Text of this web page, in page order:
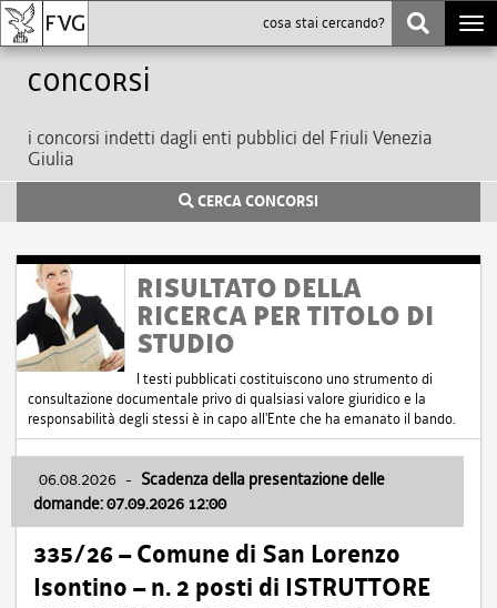
Concorsi
i concorsi indetti dagli enti pubblici del Friuli Venezia
Giulia
CERCA CONCORSI
RISULTATO DELLA
RICERCA PER TITOLO DI
STUDIO
I testi pubblicati costituiscono uno strumento di
consultazione documentale privo di qualsiasi valore giuridico e la
responsabilità degli stessi è in capo all'Ente che ha emanato il bando.
06.08.2026 - Scadenza della presentazione delle
domande: 07.09.2026 12:00
335/26 – Comune di San Lorenzo
Isontino – n. 2 posti di ISTRUTTORE